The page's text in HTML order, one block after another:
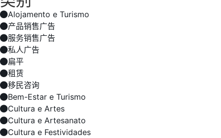
Alojamento e Turismo
产品销售广告
服务销售广告
私人广告
扁平
租赁
移民咨询
Bem-Estar e Turismo
Cultura e Artes
Cultura e Artesanato
Cultura e Festividades